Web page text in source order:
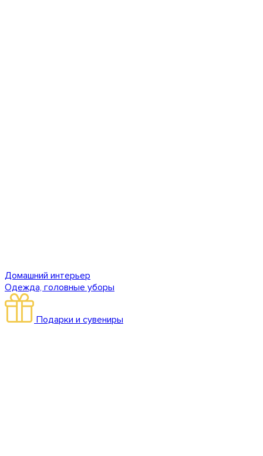
Домашний интерьер
Одежда, головные уборы
Подарки и сувениры